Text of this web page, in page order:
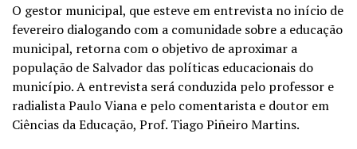
O gestor municipal, que esteve em entrevista no início de
fevereiro dialogando com a comunidade sobre a educação
municipal, retorna com o objetivo de aproximar a
população de Salvador das políticas educacionais do
município. A entrevista será conduzida pelo professor e
radialista Paulo Viana e pelo comentarista e doutor em
Ciências da Educação, Prof. Tiago Piñeiro Martins.